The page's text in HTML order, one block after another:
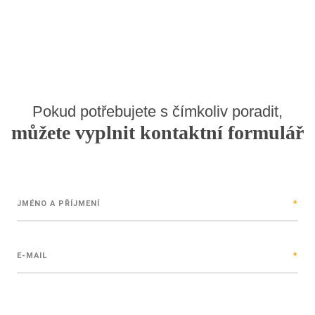
Pokud potřebujete s čímkoliv poradit,
můžete vyplnit kontaktní formulář
JMÉNO A PŘÍJMENÍ *
E-MAIL *